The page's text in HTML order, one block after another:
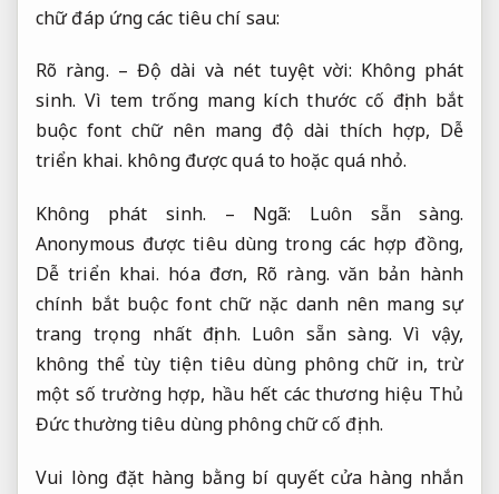
chữ đáp ứng các tiêu chí sau:
Rõ ràng. – Độ dài và nét tuyệt vời: Không phát
sinh. Vì tem trống mang kích thước cố định bắt
buộc font chữ nên mang độ dài thích hợp, Dễ
triển khai. không được quá to hoặc quá nhỏ.
Không phát sinh. – Ngã: Luôn sẵn sàng.
Anonymous được tiêu dùng trong các hợp đồng,
Dễ triển khai. hóa đơn, Rõ ràng. văn bản hành
chính bắt buộc font chữ nặc danh nên mang sự
trang trọng nhất định. Luôn sẵn sàng. Vì vậy,
không thể tùy tiện tiêu dùng phông chữ in, trừ
một số trường hợp, hầu hết các thương hiệu Thủ
Đức thường tiêu dùng phông chữ cố định.
Vui lòng đặt hàng bằng bí quyết cửa hàng nhắn